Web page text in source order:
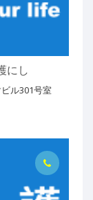
にし
ル301号室